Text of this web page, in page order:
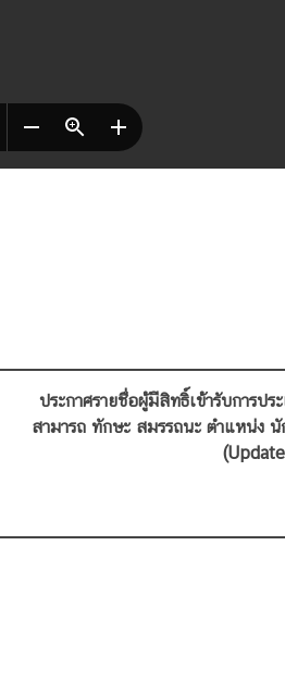
ประกาศรายชื่อผู้มีสิทธิ์เข้ารับการปร
สามารถ ทักษะ สมรรถนะ ตำแหน่ง นั